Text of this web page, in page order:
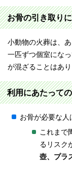
お骨の引き取り
小動物の火葬は、
一匹ずつ個室にな
が混ざることはあり
利用にあたって
お骨が必要な人
これまで
るリスク
壺、プラ